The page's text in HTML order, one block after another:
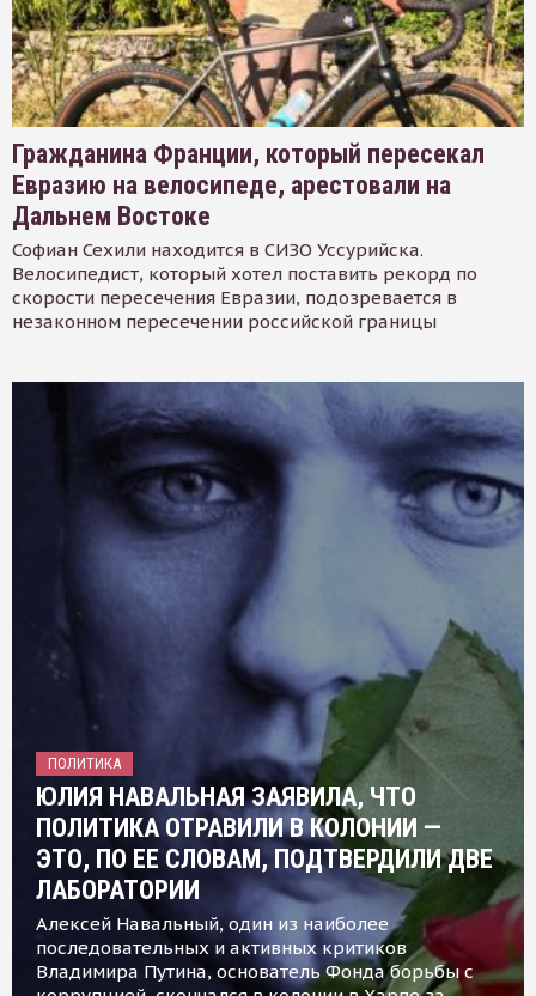
Гражданина Франции, который пересекал
Евразию на велосипеде, арестовали на
Дальнем Востоке
Софиан Сехили находится в СИЗО Уссурийска.
Велосипедист, который хотел поставить рекорд по
скорости пересечения Евразии, подозревается в
незаконном пересечении российской границы
ПОЛИТИКА
ЮЛИЯ НАВАЛЬНАЯ ЗАЯВИЛА, ЧТО
ПОЛИТИКА ОТРАВИЛИ В КОЛОНИИ —
ЭТО, ПО ЕЕ СЛОВАМ, ПОДТВЕРДИЛИ ДВЕ
ЛАБОРАТОРИИ
Алексей Навальный, один из наиболее
последовательных и активных критиков
Владимира Путина, основатель Фонда борьбы с